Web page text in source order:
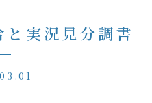
と実況見分調書